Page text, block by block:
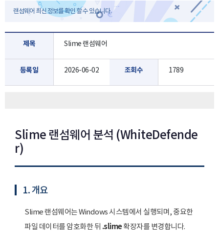
랜섬웨어 최신 정보를 확인 할 수 있습니다.
제목 Slime 랜섬웨어
등록일 2026-06-02 조회수 1789
Slime 랜섬웨어 분석 (WhiteDefende
r)
1. 개요
Slime 랜섬웨어는 Windows 시스템에서 실행되며, 중요한
파일 데이터를 암호화한 뒤 .slime확장자를 변경합니다.